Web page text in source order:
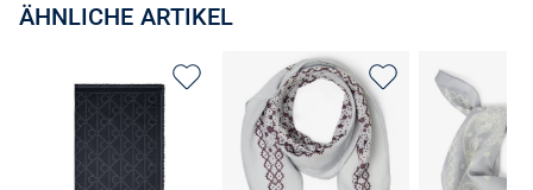
ÄHNLICHE ARTIKEL